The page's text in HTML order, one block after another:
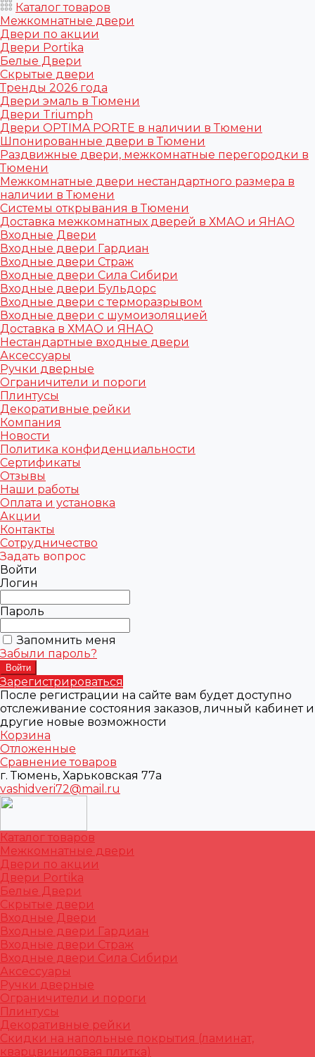
Каталог товаров
Межкомнатные двери
Двери по акции
Двери Portika
Белые Двери
Скрытые двери
Тренды 2026 года
Двери эмаль в Тюмени
Двери Triumph
Двери OPTIMA PORTE в наличии в Тюмени
Шпонированные двери в Тюмени
Раздвижные двери, межкомнатные перегородки в
Тюмени
Межкомнатные двери нестандартного размера в
наличии в Тюмени
Системы открывания в Тюмени
Доставка межкомнатных дверей в ХМАО и ЯНАО
Входные Двери
Входные двери Гардиан
Входные двери Страж
Входные двери Сила Сибири
Входные двери Бульдорс
Входные двери с терморазрывом
Входные двери с шумоизоляцией
Доставка в ХМАО и ЯНАО
Нестандартные входные двери
Аксессуары
Ручки дверные
Ограничители и пороги
Плинтусы
Декоративные рейки
Компания
Новости
Политика конфиденциальности
Сертификаты
Отзывы
Наши работы
Оплата и установка
Акции
Контакты
Сотрудничество
Задать вопрос
Войти
Логин
Пароль
Запомнить меня
Забыли пароль?
Зарегистрироваться
После регистрации на сайте вам будет доступно
отслеживание состояния заказов, личный кабинет и
другие новые возможности
Корзина
Отложенные
Сравнение товаров
г. Тюмень, Харьковская 77а
vashidveri72@mail.ru
Каталог товаров
Межкомнатные двери
Двери по акции
Двери Portika
Белые Двери
Скрытые двери
Входные Двери
Входные двери Гардиан
Входные двери Страж
Входные двери Сила Сибири
Аксессуары
Ручки дверные
Ограничители и пороги
Плинтусы
Декоративные рейки
Скидки на напольные покрытия (ламинат,
кварцвиниловая плитка)